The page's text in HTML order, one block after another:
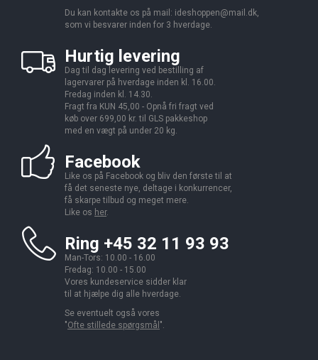
Du kan kontakte os på mail: ideshoppen@mail.dk,
som vi besvarer inden for 3 hverdage.
Hurtig levering
Dag til dag levering ved bestilling af
lagervarer på hverdage inden kl. 16.00.
Fredag inden kl. 14.30.
Fragt fra KUN 45,00 - Opnå fri fragt ved
køb over 699,00 kr. til GLS pakkeshop
med en vægt på under 20 kg.
Facebook
Like os på Facebook og bliv den første til at
få det seneste nye, deltage i konkurrencer,
få skarpe tilbud og meget mere.
Like os her.
Ring +45 32 11 93 93
Man-Tors: 10.00 - 16.00
Fredag: 10.00 - 15.00
Vores kundeservice sidder klar
til at hjælpe dig alle hverdage.
Se eventuelt også vores
"Ofte stillede spørgsmål ".